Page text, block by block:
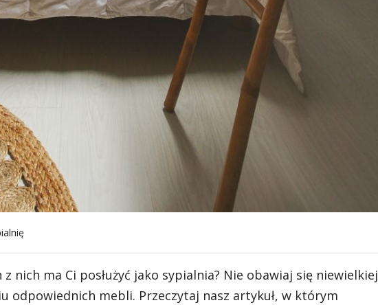
nich ma Ci posłużyć jako sypialnia? Nie obawiaj się niewielkiej
odpowiednich mebli. Przeczytaj nasz artykuł, w którym